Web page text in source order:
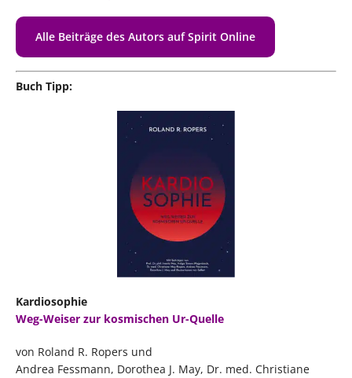
Alle Beiträge des Autors auf Spirit Online
Buch Tipp:
Kardiosophie
Weg-Weiser zur kosmischen Ur-Quelle
von Roland R. Ropers und
Andrea Fessmann, Dorothea J. May, Dr. med. Christiane